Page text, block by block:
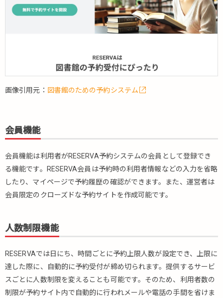
機能
と
画像引用元： 図書館のための予約システム
会員機能
会員機能は利用者がRESERVA予約システムの会員として登録でき
る機能です。RESERVA会員は予約時の利用者情報などの入力を省略
したり、マイページで予約履歴の確認ができます。また、運営者は
会員限定のクローズドな予約サイトを作成可能です。
人数制限機能
RESERVAでは日にち、時間ごとに予約上限人数が設定でき、上限に
達した際に、自動的に予約受付が締め切られます。提供するサービ
スごとに人数制限を変えることも可能です。そのため、利用者数の
制限が予約サイト内で自動的に行われメールや電話の手間を省けま